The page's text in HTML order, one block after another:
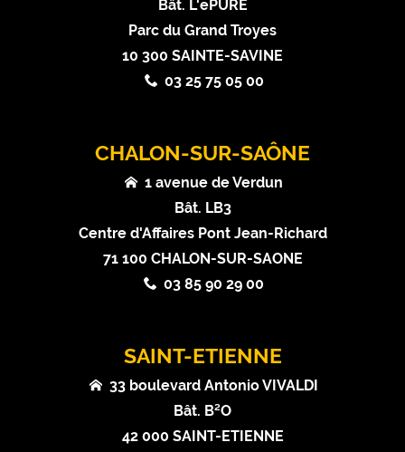
Bât. L'ePURE
Parc du Grand Troyes
10 300 SAINTE-SAVINE
03 25 75 05 00
CHALON-SUR-SAÔNE
1 avenue de Verdun
Bât. LB3
Centre d'Affaires Pont Jean-Richard
71 100 CHALON-SUR-SAONE
03 85 90 29 00
SAINT-ETIENNE
33 boulevard Antonio VIVALDI
Bât. B²O
42 000 SAINT-ETIENNE